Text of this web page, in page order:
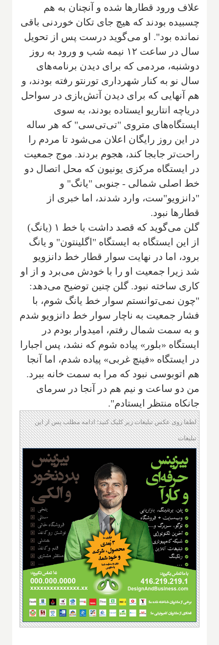
علاف ورود قطارها شده و آنچنان به هم
چسبیده بودند که هیچ جای تکان خوردنی باقی
نمانده بود". او می‌گوید درست پس از تحویل
سال در ساعت ۱۲ نیمه شب و ورود به روز
دوشنبه، مردمی که برای دیدن برنامه‌های
سال نو به کنار شهرداری تورنتو رفته بودند، و
هم آنهایی که برای دیدن آتش‌بازی در سواحل
دریاچه انتاریو ایستاده بودند، به سوی
ایستگاه‌های متروی "تی‌تی‌سی" که هر ساله
در این روز رایگان اعلان می‌شود تا مردم را
راحت‌تر جابجا کند، هجوم بردند. موج جمعیت
در ایستگاه مرکزی یونیون که محل اتصال دو
خط اصلی شمالی - جنوبی "یانگ" و
"دانزویو"ست، وارد شدند، اما خبری از
قطارها نبود.
گلن می‌گوید که قصد داشت با خط ۱ (یانگ)
از این ایستگاه به ایستگاه "اگلینتون" و یانگ
برود، اما در نهایت سوار قطار خط دانزویو
شد زیرا جمعیت او را با خودش می‌برد و از او
کاری ساخته نبود. گلن چنین توضیح می‌دهد:
"چون نمی‌توانستم سوار خط یانگ شوم، با
فشار جمعیت به ناچار سوار خط دانزویو شدم
و به سمت شمال رفتم، امیدوار بودم در
ایستگاه «بلور» پیاده شوم که نشد، پس اجبارا
در ایستگاه «فینچ غربی» پیاده شدم، اما آنجا
هم اتوبوسی نبود که مرا به سمت خانه ببرد.
من دو ساعت و نیم هم در آنجا در سرمای
جانکاه منتظر ایستادم".
لطفا روی عکس تبلیغات زیر کلیک کنید؛ ادامه مطلب پس از این
تبلیغات